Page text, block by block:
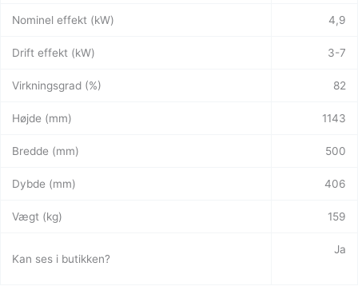
Nominel effekt (kW) 4,9
Drift effekt (kW) 3-7
Virkningsgrad (%) 82
Højde (mm) 1143
Bredde (mm) 500
Dybde (mm) 406
Vægt (kg) 159
Kan ses i butikken?
Ja